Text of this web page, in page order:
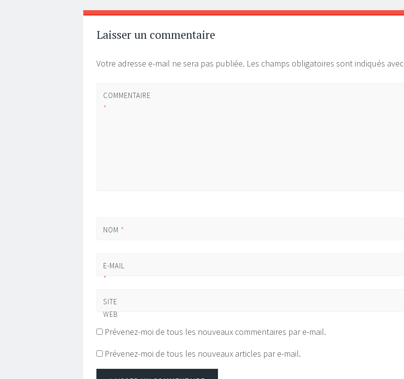
Navigation
des
articles
←
→
Laisser un commentaire
Votre adresse e-mail ne sera pas publiée. Les champs obligatoires sont indiqués avec
COMMENTAIRE
*
NOM *
E-MAIL
*
SITE
WEB
Prévenez-moi de tous les nouveaux commentaires par e-mail.
Prévenez-moi de tous les nouveaux articles par e-mail.